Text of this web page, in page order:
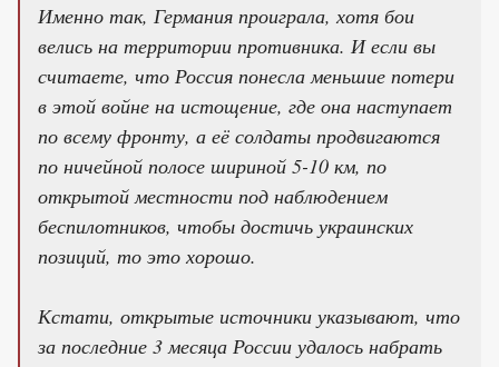
Именно так, Германия проиграла, хотя бои
велись на территории противника. И если вы
считаете, что Россия понесла меньшие потери
в этой войне на истощение, где она наступает
по всему фронту, а её солдаты продвигаются
по ничейной полосе шириной 5-10 км, по
открытой местности под наблюдением
беспилотников, чтобы достичь украинских
позиций, то это хорошо.
Кстати, открытые источники указывают, что
за последние 3 месяца России удалось набрать